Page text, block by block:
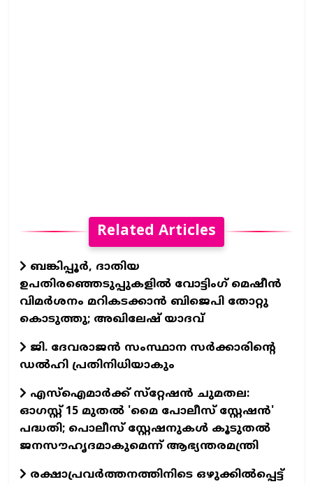
Related Articles
ബങ്കിപ്പൂർ, ദാതിയ
ഉപതിരഞ്ഞെടുപ്പുകളിൽ വോട്ടിംഗ് മെഷീൻ
വിമർശനം മറികടക്കാൻ ബിജെപി തോറ്റു
കൊടുത്തു; അഖിലേഷ് യാദവ്
ജി. ദേവരാജൻ സംസ്ഥാന സർക്കാരിന്‍റെ
ഡൽഹി പ്രതിനിധിയാകും
എസ്‌ഐമാര്‍ക്ക് സ്‌റ്റേഷന്‍ ചുമതല:
ഓഗസ്റ്റ് 15 മുതൽ 'മൈ പോലീസ് സ്റ്റേഷൻ'
പദ്ധതി; പൊലീസ് സ്റ്റേഷനുകൾ കൂടുതല്‍
ജനസൗഹൃദമാകുമെന്ന് ആഭ്യന്തരമന്ത്രി
രക്ഷാപ്രവര്‍ത്തനത്തിനിടെ ഒഴുക്കില്‍പ്പെട്ട്